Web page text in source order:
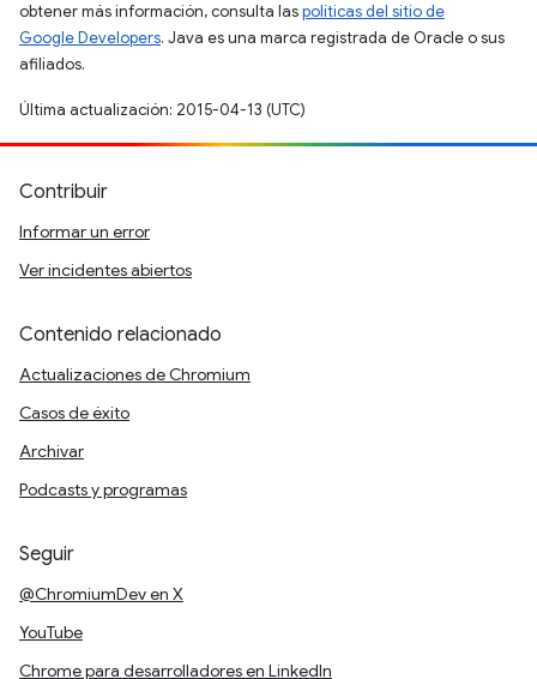
obtener más información, consulta laspolíticas del sitio de
Google Developers. Java es una marca registrada de Oracle o sus
afiliados.
Última actualización: 2015-04-13 (UTC)
Contribuir
Informar un error
Ver incidentes abiertos
Contenido relacionado
Actualizaciones de Chromium
Casos de éxito
Archivar
Podcasts y programas
Seguir
@ChromiumDev en X
YouTube
Chrome para desarrolladores en LinkedIn